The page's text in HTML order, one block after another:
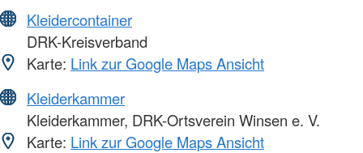
Kleidercontainer
DRK-Kreisverband
Karte: Link zur Google Maps Ansicht
Kleiderkammer
Kleiderkammer, DRK-Ortsverein Winsen e. V.
Karte: Link zur Google Maps Ansicht